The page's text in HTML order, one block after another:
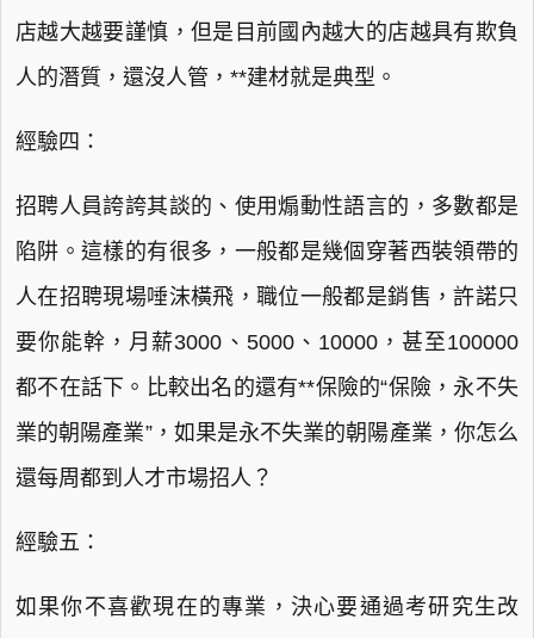
店越大越要謹慎，但是目前國內越大的店越具有欺負
人的潛質，還沒人管，**建材就是典型。
經驗四：
招聘人員誇誇其談的、使用煽動性語言的，多數都是
陷阱。這樣的有很多，一般都是幾個穿著西裝領帶的
人在招聘現場唾沫橫飛，職位一般都是銷售，許諾只
要你能幹，月薪3000、5000、10000，甚至100000
都不在話下。比較出名的還有**保險的“保險，永不失
業的朝陽產業”，如果是永不失業的朝陽產業，你怎么
還每周都到人才市場招人？
經驗五：
如果你不喜歡現在的專業，決心要通過考研究生改